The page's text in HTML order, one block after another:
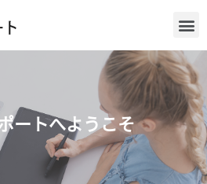
ートへようこそ